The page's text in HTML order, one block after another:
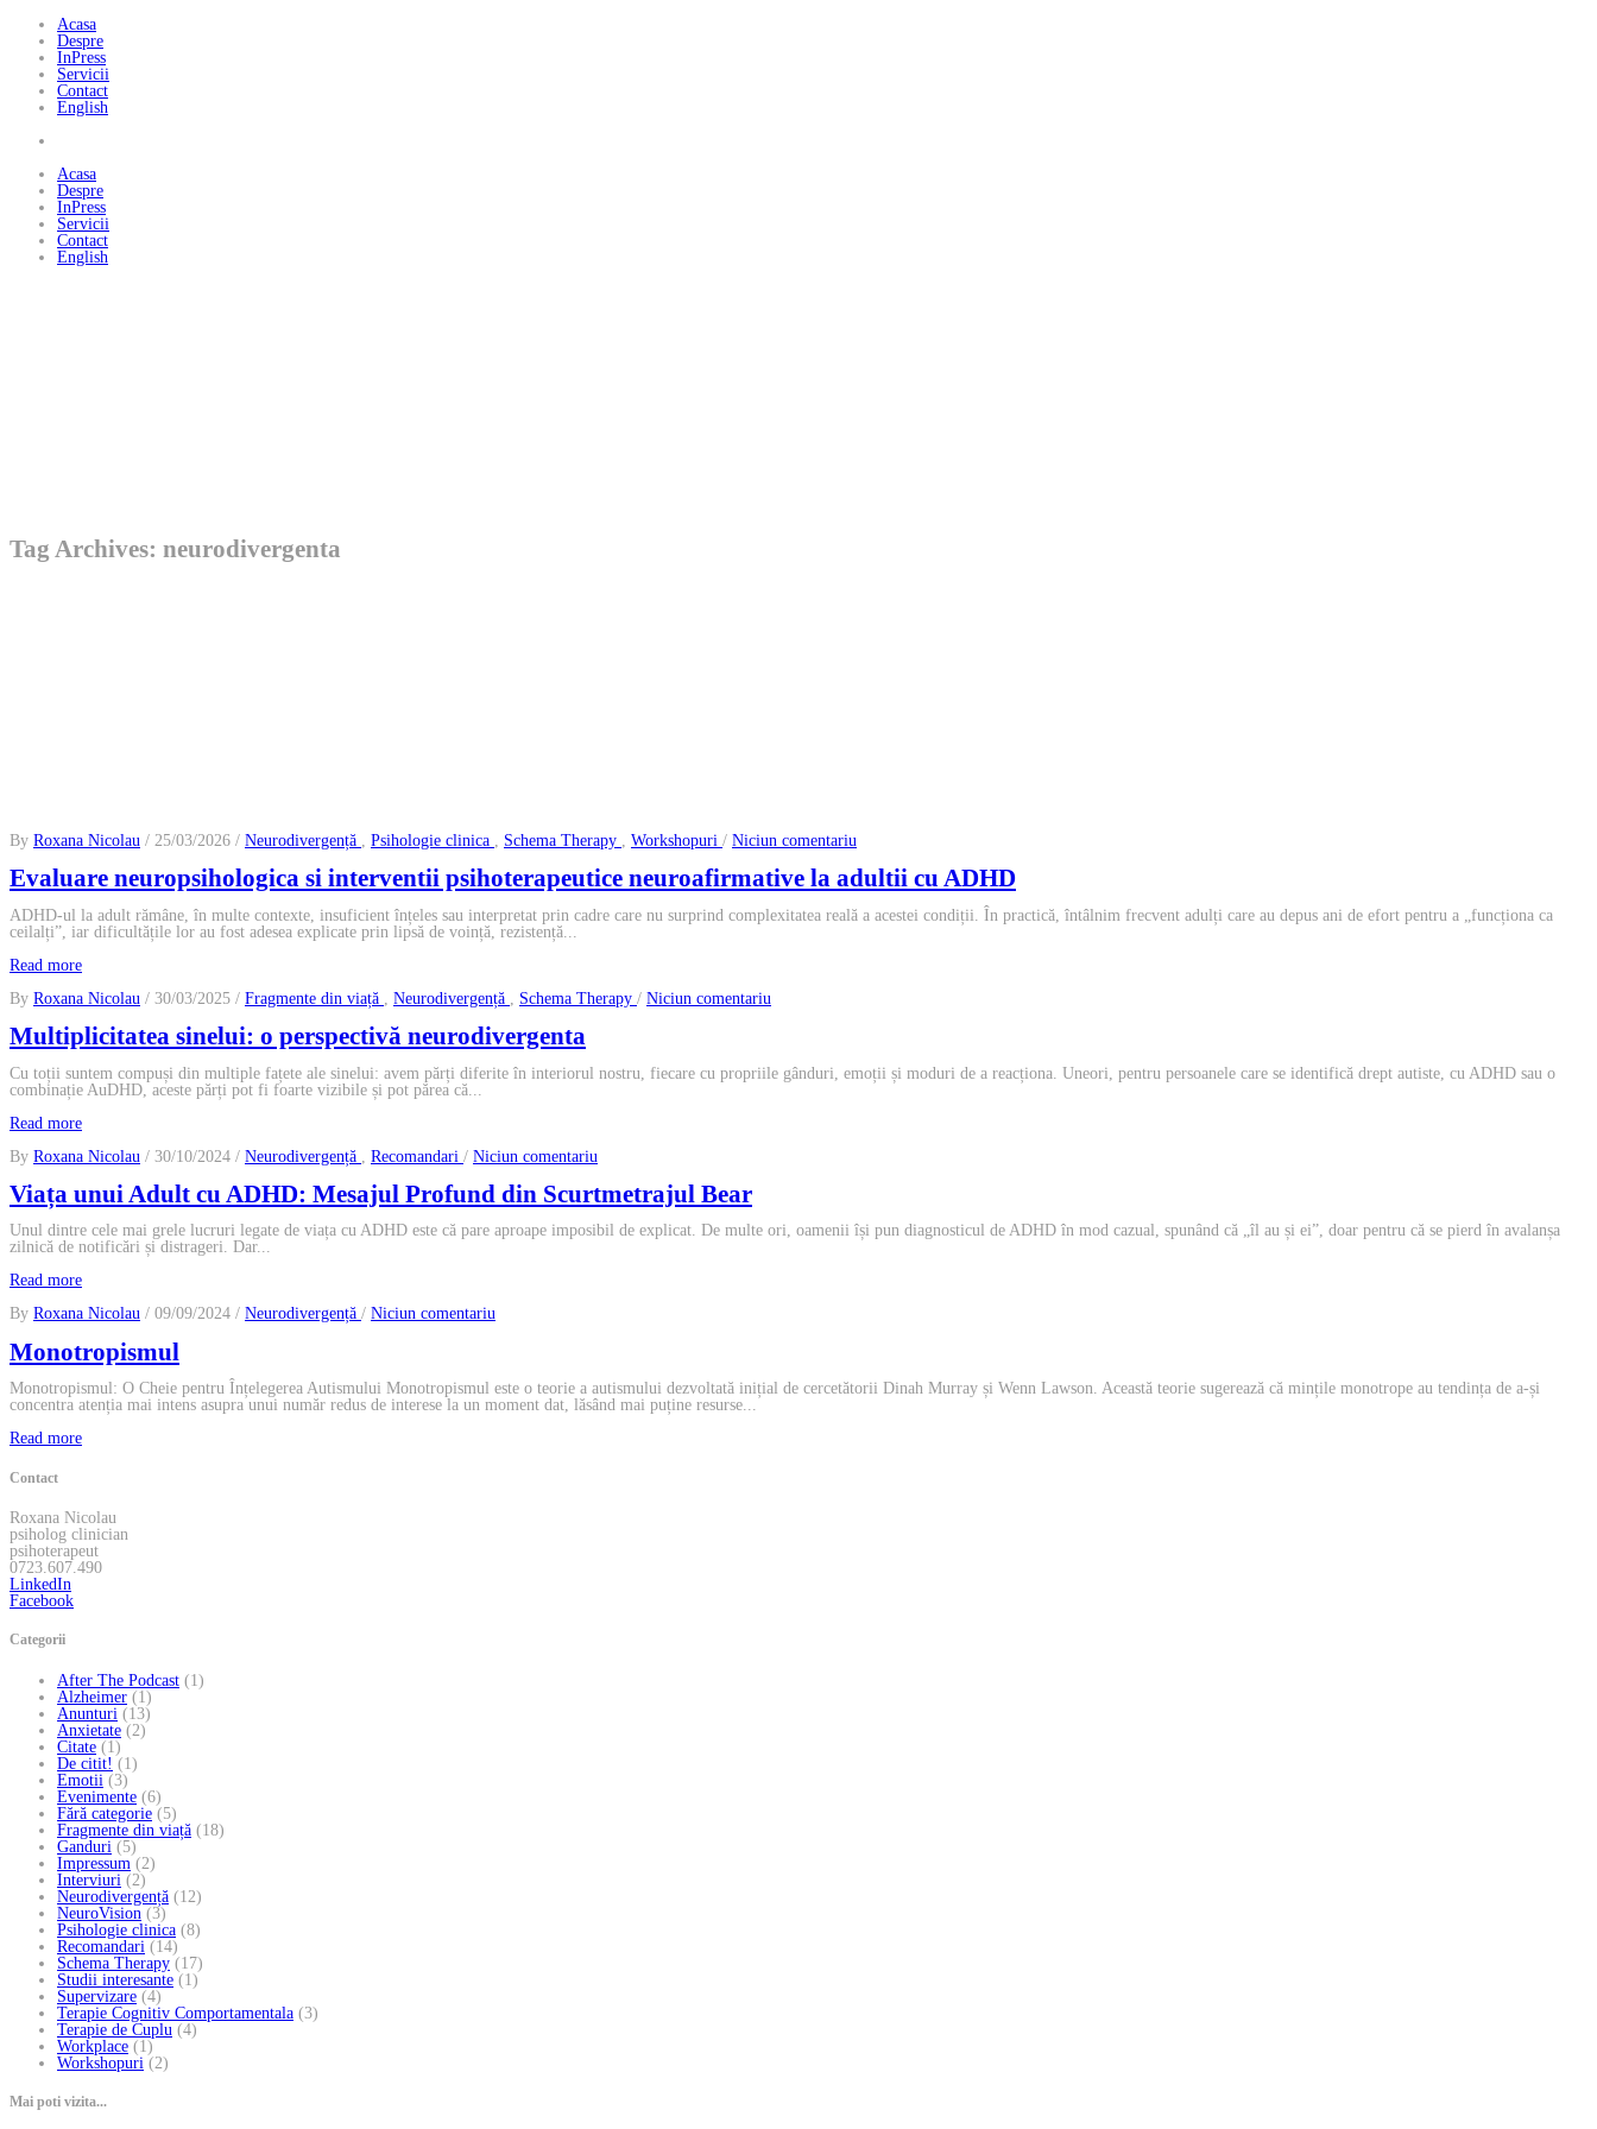
Acasa
Despre
InPress
Servicii
Contact
English
Acasa
Despre
InPress
Servicii
Contact
English
Tag Archives: neurodivergenta
By Roxana Nicolau / 25/03/2026 / Neurodivergență Psihologie clinica Schema Therapy Workshopuri / Niciun comentariu
neuropsihologica
si
interventii
psihoterapeutice
Evaluare neuropsihologica si interventii psihoterapeutice neuroafirmative la adultii cu ADHD
ADHD-ul la adult rămâne, în multe contexte, insuficient înțeles sau interpretat prin cadre care nu surprind complexitatea reală a acestei condiții. În practică, întâlnim frecvent adulți care au depus ani de efort pentru a „funcționa ca
ceilalți”, iar dificultățile lor au fost adesea explicate prin lipsă de voință, rezistență...
Read more
By Roxana Nicolau / 30/03/2025 / Fragmente din viață Neurodivergență Schema Therapy / Niciun comentariu
perspectivă
neurodivergenta
Multiplicitatea sinelui: o perspectivă neurodivergenta
Cu toții suntem compuși din multiple fațete ale sinelui: avem părți diferite în interiorul nostru, fiecare cu propriile gânduri, emoții și moduri de a reacționa. Uneori, pentru persoanele care se identifică drept autiste, cu ADHD sau o
combinație AuDHD, aceste părți pot fi foarte vizibile și pot părea că...
Read more
By Roxana Nicolau / 30/10/2024 / Neurodivergență Recomandari / Niciun comentariu
unui
Adult
cu
ADHD:
Viața unui Adult cu ADHD: Mesajul Profund din Scurtmetrajul Bear
Unul dintre cele mai grele lucruri legate de viața cu ADHD este că pare aproape imposibil de explicat. De multe ori, oamenii își pun diagnosticul de ADHD în mod cazual, spunând că „îl au și ei”, doar pentru că se pierd în avalanșa
zilnică de notificări și distrageri. Dar...
Read more
By Roxana Nicolau / 09/09/2024 / Neurodivergență / Niciun comentariu
Monotropismul
Monotropismul: O Cheie pentru Înțelegerea Autismului Monotropismul este o teorie a autismului dezvoltată inițial de cercetătorii Dinah Murray și Wenn Lawson. Această teorie sugerează că mințile monotrope au tendința de a-și
concentra atenția mai intens asupra unui număr redus de interese la un moment dat, lăsând mai puține resurse...
Read more
Contact
Roxana Nicolau
psiholog clinician
psihoterapeut
0723.607.490
LinkedIn
Facebook
Categorii
After The Podcast (1)
Alzheimer (1)
Anunturi (13)
Anxietate (2)
Citate (1)
De citit! (1)
Emotii (3)
Evenimente (6)
Fără categorie (5)
Fragmente din viață (18)
Ganduri (5)
Impressum (2)
Interviuri (2)
Neurodivergență (12)
NeuroVision (3)
Psihologie clinica (8)
Recomandari (14)
Schema Therapy (17)
Studii interesante (1)
Supervizare (4)
Terapie Cognitiv Comportamentala (3)
Terapie de Cuplu (4)
Workplace (1)
Workshopuri (2)
Mai poti vizita...